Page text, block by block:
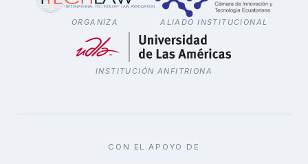
ORGANIZA ALIADO INSTITUCIONAL
INSTITUCIÓN ANFITRIONA
CON EL APOYO DE